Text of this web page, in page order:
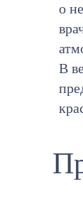
о
В